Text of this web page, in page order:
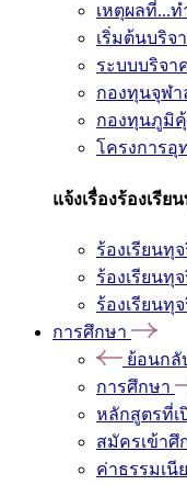
เหตุผลที่...
เริ่มต้นบริจ
ระบบบริจา
กองทุนจุฬ
กองทุนภูมิคุ้
โครงการอุ
แจ้งเรื่องร้องเรีย
ร้องเรียนทุ
ร้องเรียนทุ
ร้องเรียนทุ
การศึกษา
ย้อนกลั
การศึกษา
หลักสูตรที่เ
สมัครเข้าศึ
ค่าธรรมเนี